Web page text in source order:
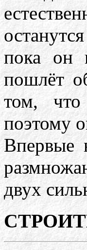
пока он
пошлёт
том, что
поэтому
Впервые
двух